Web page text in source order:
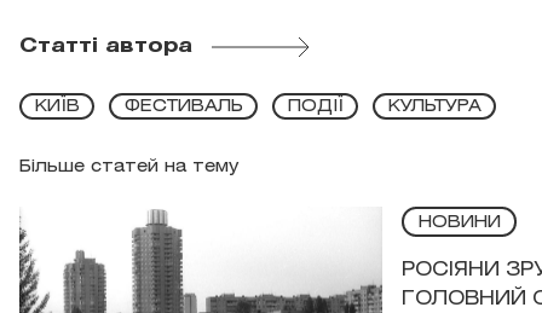
Статті автора
Більше статей на тему
КИЇВ ФЕСТИВАЛЬ ПОДІЇ КУЛЬТУРА
НОВИНИ
РОСІЯНИ
ГОЛОВНИЙ